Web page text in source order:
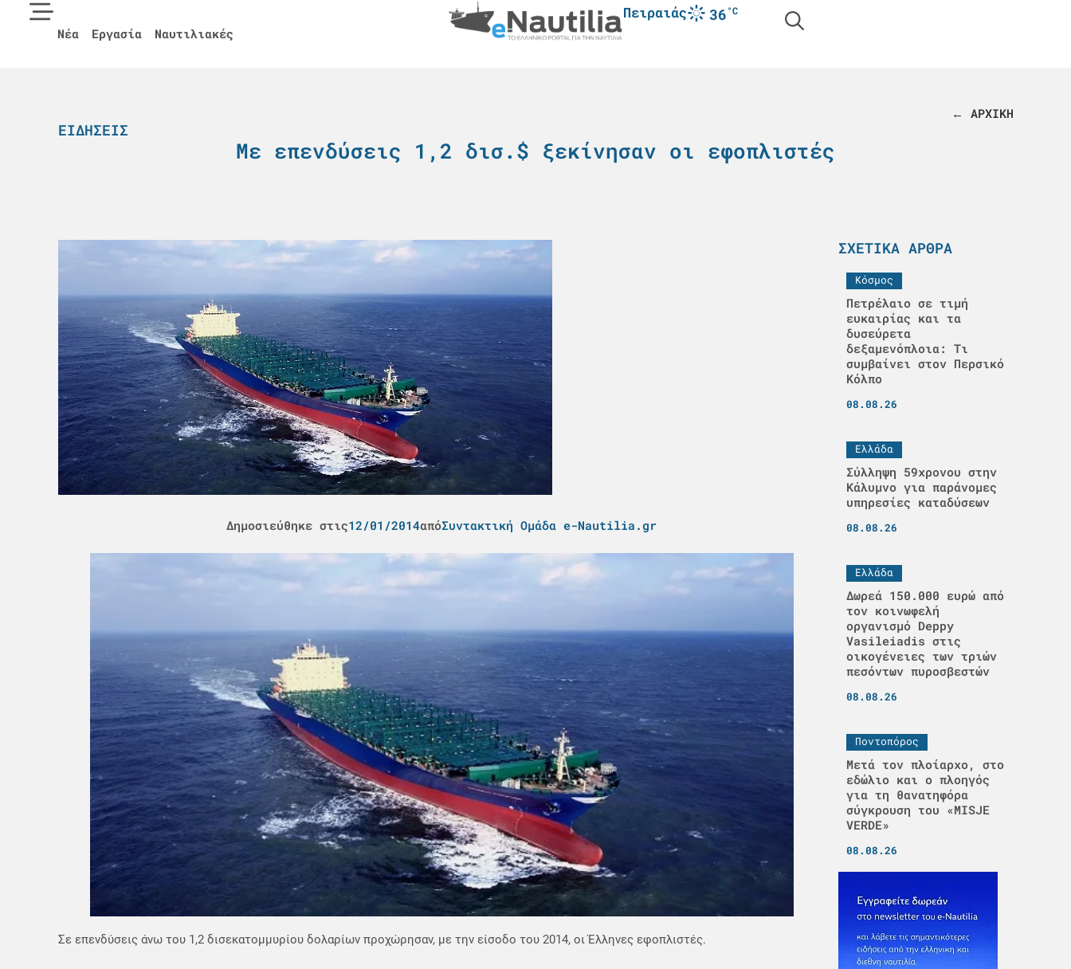
Νέα Εργασία Ναυτιλιακές
Πειραιάς 36°C
← ΑΡΧΙΚΗ
ΕΙΔΉΣΕΙΣ
Με επενδύσεις 1,2 δισ.$ ξεκίνησαν οι εφοπλιστές
Δημοσιεύθηκε στις12/01/2014απόΣυντακτική Ομάδα e-Nautilia.gr
Σε επενδύσεις άνω του 1,2 δισεκατομμυρίου δολαρίων προχώρησαν, με την είσοδο του 2014, οι Έλληνες εφοπλιστές.
ΣΧΕΤΙΚΆ ΆΡΘΡΑ
Κόσμος
Πετρέλαιο σε τιμή
ευκαιρίας και τα
δυσεύρετα
δεξαμενόπλοια: Τι
συμβαίνει στον Περσικό
Κόλπο
08.08.26
Ελλάδα
Σύλληψη 59χρονου στην
Κάλυμνο για παράνομες
υπηρεσίες καταδύσεων
08.08.26
Ελλάδα
Δωρεά 150.000 ευρώ από
τον κοινωφελή
οργανισμό Deppy
Vasileiadis στις
οικογένειες των τριών
πεσόντων πυροσβεστών
08.08.26
Ποντοπόρος
Μετά τον πλοίαρχο, στο
εδώλιο και ο πλοηγός
για τη θανατηφόρα
σύγκρουση του «MISJE
VERDE»
08.08.26